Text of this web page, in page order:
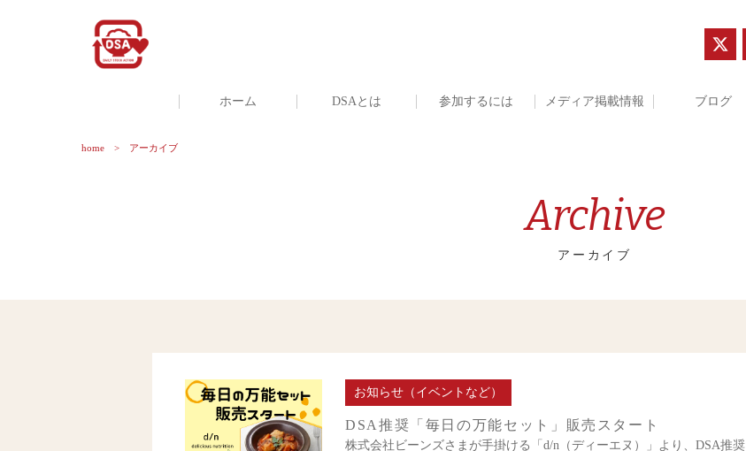
ホーム DSAとは 参加するには メディア掲載情報 ブログ
home アーカイブ
Archive
アーカイブ
お知らせ（イベントなど）
DSA推奨「毎日の万能セット」販売スタート
株式会社ビーンズさまが手掛ける「d/n（ディーエヌ）」より、DSA推奨